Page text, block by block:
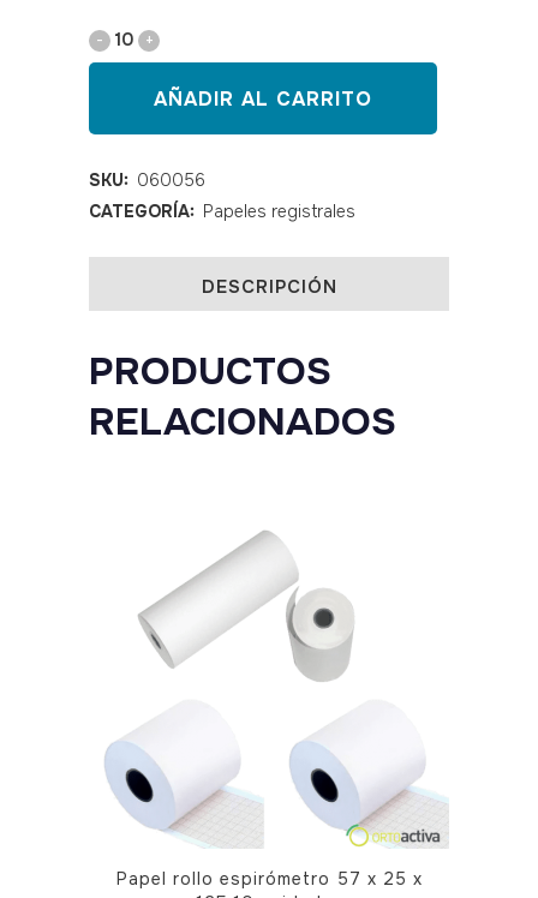
Papel
ECG
80*20*12E
quantity
AÑADIR AL CARRITO
SKU: 060056
CATEGORÍA: Papeles registrales
DESCRIPCIÓN
PRODUCTOS
RELACIONADOS
Papel rollo espirómetro 57 x 25 x